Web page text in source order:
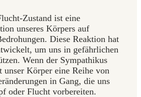
Zustand ist eine
unseres Körpers auf
Diese Reaktion hat
um uns in gefährlichen
Wenn der Sympathikus
Körper eine Reihe von
in Gang, die uns
oder Flucht vorbereiten.